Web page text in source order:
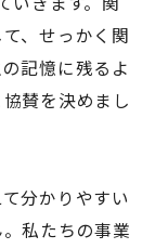
、せっかく関
記憶に残るよ
賛を決めまし
分かりやすい
私たちの事業